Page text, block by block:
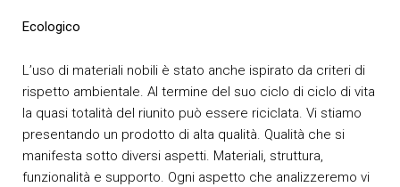
Ecologico
L’uso di materiali nobili è stato anche ispirato da criteri di
rispetto ambientale. Al termine del suo ciclo di ciclo di vita
la quasi totalità del riunito può essere riciclata. Vi stiamo
presentando un prodotto di alta qualità. Qualità che si
manifesta sotto diversi aspetti. Materiali, struttura,
funzionalità e supporto. Ogni aspetto che analizzeremo vi